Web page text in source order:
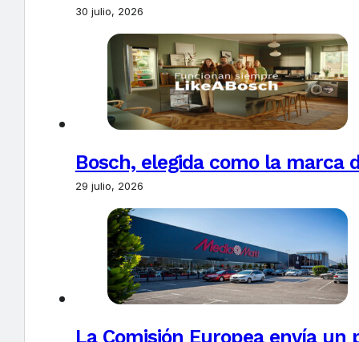
30 julio, 2026
Bosch, elegida como la marca
29 julio, 2026
La Comisión Europea envía un